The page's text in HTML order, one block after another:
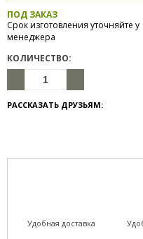
ПОД ЗАКАЗ
Срок изготовления уточняйте у
менеджера
КОЛИЧЕСТВО:
РАССКАЗАТЬ ДРУЗЬЯМ:
Удобная доставка